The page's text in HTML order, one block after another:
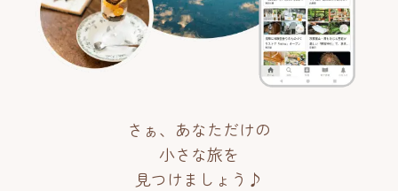
さぁ、あなただけの
小さな旅を
見つけましょう♪